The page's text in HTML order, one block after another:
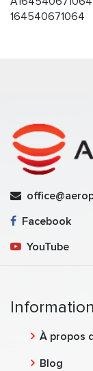
164540671064
Facebook
YouTube
Information
À propos
Blog